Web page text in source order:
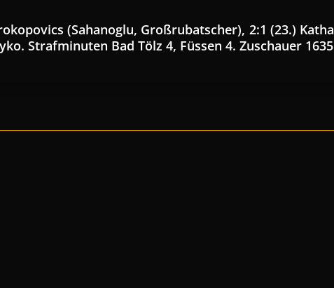
(Sahanoglu, Großrubatscher), 2:1 (23.)
Strafminuten Bad Tölz 4, Füssen 4. Zuschauer